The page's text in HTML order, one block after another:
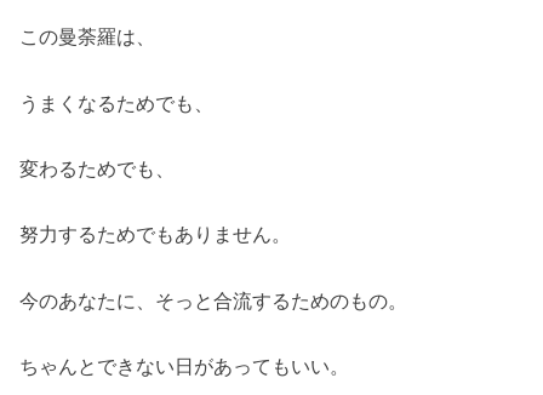
この曼荼羅は、
うまくなるためでも、
変わるためでも、
努力するためでもありません。
今のあなたに、そっと合流するためのもの。
ちゃんとできない日があってもいい。